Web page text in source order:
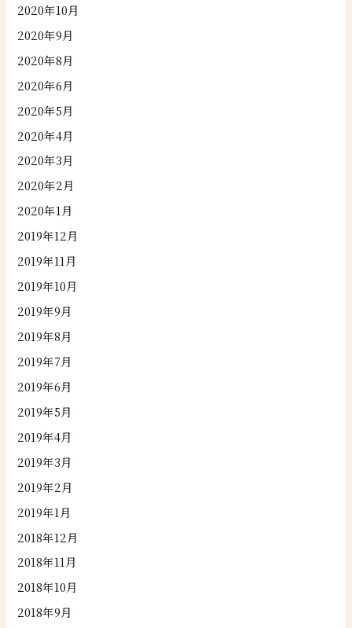
2020年10月
2020年9月
2020年8月
2020年6月
2020年5月
2020年4月
2020年3月
2020年2月
2020年1月
2019年12月
2019年11月
2019年10月
2019年9月
2019年8月
2019年7月
2019年6月
2019年5月
2019年4月
2019年3月
2019年2月
2019年1月
2018年12月
2018年11月
2018年10月
2018年9月